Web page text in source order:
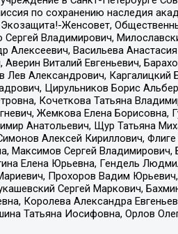
по сохранению наследия
Женсовет,
Владимирович,
Васильева
Виталий Евгеньевич,
Александрович, Каргалицкий
Цирульников Борис
Кочеткова Татьяна
Жемкова Елена
Анатольевич, Щур Татьяна
Алексей Кириллович,
Максимов Сергей Владимирович,
Елена Юрьевна, Гендель
Прохоров Вадим
Сергей Маркович,
Королева Александра
Татьяна Иосифовна, Орлов